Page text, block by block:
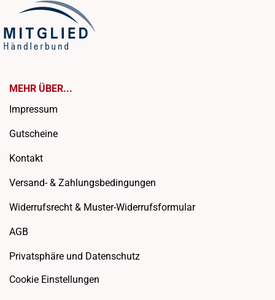
MEHR ÜBER...
Impressum
Gutscheine
Kontakt
Versand- & Zahlungsbedingungen
Widerrufsrecht & Muster-Widerrufsformular
AGB
Privatsphäre und Datenschutz
Cookie Einstellungen